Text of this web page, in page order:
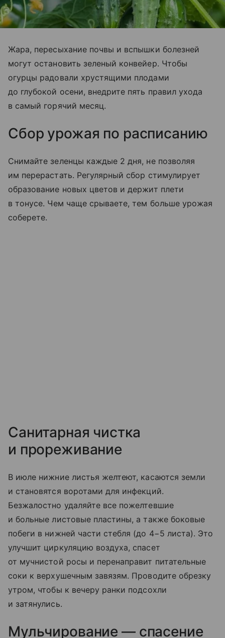
Жара, пересыхание почвы и вспышки болезней
могут остановить зеленый конвейер. Чтобы
огурцы радовали хрустящими плодами
до глубокой осени, внедрите пять правил ухода
в самый горячий месяц.
Сбор урожая по расписанию
Снимайте зеленцы каждые 2 дня, не позволяя
им перерастать. Регулярный сбор стимулирует
образование новых цветов и держит плети
в тонусе. Чем чаще срываете, тем больше урожая
соберете.
Санитарная чистка
и прореживание
В июле нижние листья желтеют, касаются земли
и становятся воротами для инфекций.
Безжалостно удаляйте все пожелтевшие
и больные листовые пластины, а также боковые
побеги в нижней части стебля (до 4−5 листа). Это
улучшит циркуляцию воздуха, спасет
от мучнистой росы и перенаправит питательные
соки к верхушечным завязям. Проводите обрезку
утром, чтобы к вечеру ранки подсохли
и затянулись.
Мульчирование — спасение